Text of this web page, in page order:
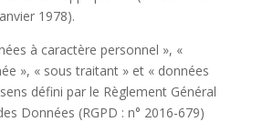
1978).
à caractère personnel », «
», « sous traitant » et « données
défini par le Règlement Général
Données (RGPD : n° 2016-679)